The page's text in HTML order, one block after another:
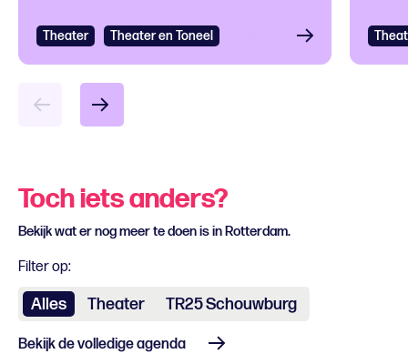
Theater Theater en Toneel
Bekijken
Toch iets anders?
Bekijk wat er nog meer te doen is in Rotterdam.
Filter op:
Alles Theater TR25 Schouwburg
Bekijk de volledige agenda